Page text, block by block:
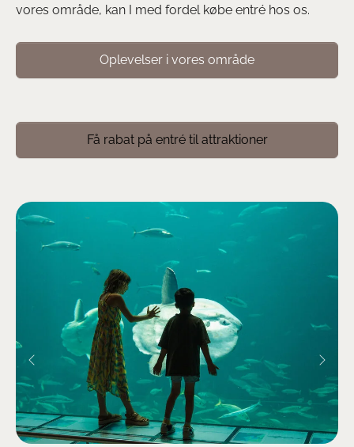
vores område, kan I med fordel købe entré hos os.
Oplevelser i vores område
Få rabat på entré til attraktioner
Previous Next